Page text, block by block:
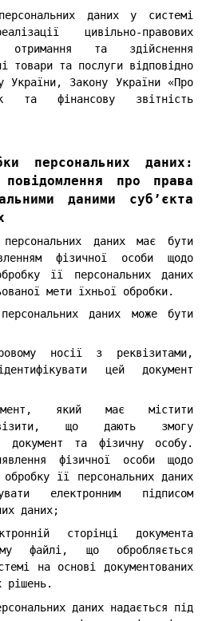
даних у системі
цивільно-правових
отримання та здійснення
товари та послуги відповідно
України, Закону України «Про
та фінансову звітність
персональних даних:
про права
даними суб’єкта
даних має бути
фізичної особи щодо
її персональних даних
мети їхньої обробки.
даних може бути
носії з реквізитами,
цей документ
який має містити
що дають змогу
документ та фізичну особу.
фізичної особи щодо
її персональних даних
електронним підписом
даних;
сторінці документа
файлі, що обробляється
на основі документованих
рішень.
даних надається під